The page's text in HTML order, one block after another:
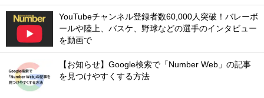
YouTubeチャンネル登録者数60,000人突破！バレーボ
ールや陸上、バスケ、野球などの選手のインタビュー
を動画で
【お知らせ】Google検索で「Number Web」の記事
を見つけやすくする方法